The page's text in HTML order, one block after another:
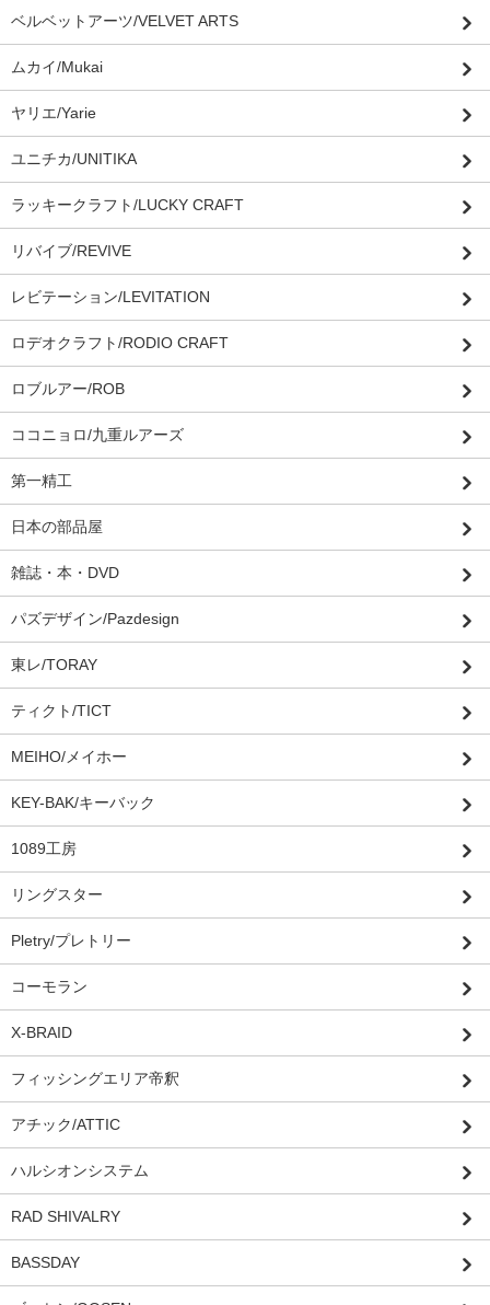
ベルベットアーツ/VELVET ARTS
ムカイ/Mukai
ヤリエ/Yarie
ユニチカ/UNITIKA
ラッキークラフト/LUCKY CRAFT
リバイブ/REVIVE
レビテーション/LEVITATION
ロデオクラフト/RODIO CRAFT
ロブルアー/ROB
ココニョロ/九重ルアーズ
第一精工
日本の部品屋
雑誌・本・DVD
パズデザイン/Pazdesign
東レ/TORAY
ティクト/TICT
MEIHO/メイホー
KEY-BAK/キーバック
1089工房
リングスター
Pletry/プレトリー
コーモラン
X-BRAID
フィッシングエリア帝釈
アチック/ATTIC
ハルシオンシステム
RAD SHIVALRY
BASSDAY